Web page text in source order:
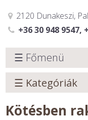
2120 Dunakeszi,
+36 30 948 9547,
☰ Főmenü
☰ Kategóriák
Kötésben